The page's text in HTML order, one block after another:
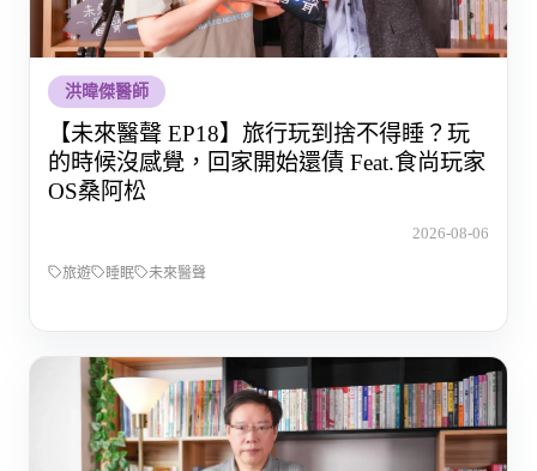
洪暐傑醫師
【未來醫聲 EP18】旅行玩到捨不得睡？玩
的時候沒感覺，回家開始還債 Feat.食尚玩家
OS桑阿松
2026-08-06
旅遊 睡眠 未來醫聲